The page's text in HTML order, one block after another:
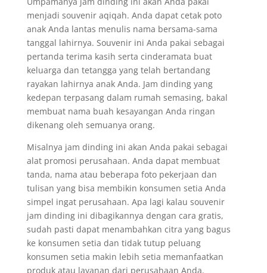
menjadi souvenir aqiqah. Anda dapat cetak poto
anak Anda lantas menulis nama bersama-sama
tanggal lahirnya. Souvenir ini Anda pakai sebagai
pertanda terima kasih serta cinderamata buat
keluarga dan tetangga yang telah bertandang
rayakan lahirnya anak Anda. Jam dinding yang
kedepan terpasang dalam rumah semasing, bakal
membuat nama buah kesayangan Anda ringan
dikenang oleh semuanya orang.
Misalnya jam dinding ini akan Anda pakai sebagai
alat promosi perusahaan. Anda dapat membuat
tanda, nama atau beberapa foto pekerjaan dan
tulisan yang bisa membikin konsumen setia Anda
simpel ingat perusahaan. Apa lagi kalau souvenir
jam dinding ini dibagikannya dengan cara gratis,
sudah pasti dapat menambahkan citra yang bagus
ke konsumen setia dan tidak tutup peluang
konsumen setia makin lebih setia memanfaatkan
produk atau layanan dari perusahaan Anda.